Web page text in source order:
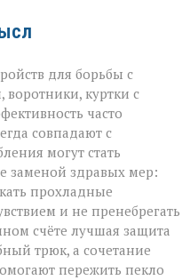
для борьбы с
куртки с
часто
совпадают с
могут стать
заменой здравых мер:
прохладные
и не пренебрегать
счёте лучшая защита
трюк, а сочетание
пережить пекло